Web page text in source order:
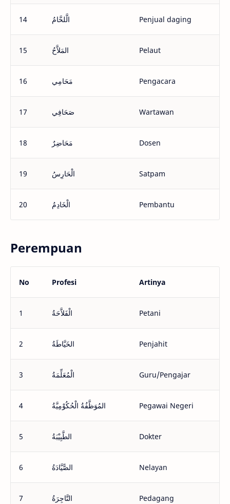
14 الَّلحَّامُ Penjual daging
15 المَلاَّحُ Pelaut
16 مَحَامِي Pengacara
17 صَحَافِي Wartawan
18 مَحَاضِرٌ Dosen
19 الْحَارِسُ Satpam
20 الْخَادِمُ Pembantu
Perempuan
No Profesi Artinya
1 الْفَلاَّحَةُ Petani
2 الخَيَّاطَةُ Penjahit
3 الْمُعَلِّمَةُ Guru/Pengajar
4 المُوَظَّفُةُ الْحُكُوْمِيَّةُ Pegawai Negeri
5 الطَّبِيْبَةُ Dokter
6 الصًّيَّادَةُ Nelayan
7 التَّاجِرَةُ Pedagang